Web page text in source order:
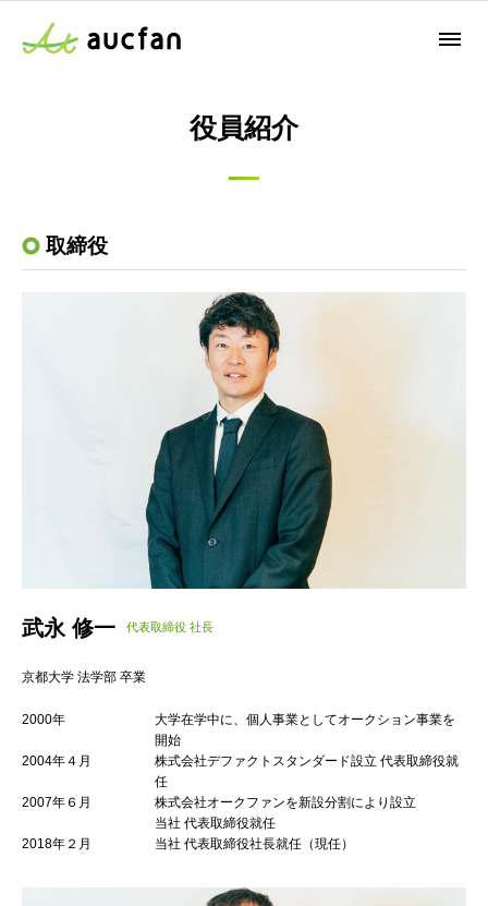
役員紹介
取締役
武永 修一 代表取締役 社長
京都大学 法学部 卒業
2000年
大学在学中に、個人事業としてオークション事業を
開始
2004年４月
株式会社デファクトスタンダード設立 代表取締役就
任
2007年６月
株式会社オークファンを新設分割により設立
当社 代表取締役就任
2018年２月
当社 代表取締役社長就任（現任）